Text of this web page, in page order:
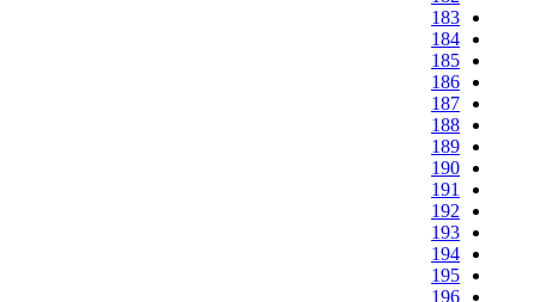
183
184
185
186
187
188
189
190
191
192
193
194
195
196